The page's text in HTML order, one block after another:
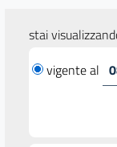
stai
vigente al